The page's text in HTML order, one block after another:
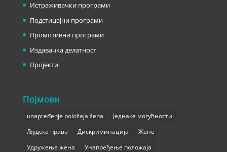
Истраживачки програми
Подстицајни програми
Промотивни програми
Издавачка делатност
Пројекти
Појмови
unapređenje položaja žena
Једнаке могућности
Људска права
Дискриминација
Жене
Удружење жена
Унапређење положаја